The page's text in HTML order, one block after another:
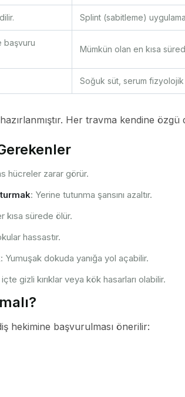
Splint (sabitleme)
başvuru
Mümkün olan en kısa
Soğuk süt, serum
Her travma kendine
hücreler zarar görür.
: Yerine tutunma şansını azaltır.
kısa sürede ölür.
hassastır.
: Yumuşak dokuda yanığa yol açabilir.
gizli kırıklar veya kök hasarları olabilir.
hekimine başvurulması önerilir: